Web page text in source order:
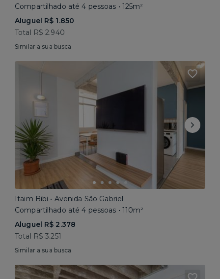
Compartilhado até 4 pessoas • 125m²
Aluguel R$ 1.850
Total R$ 2.940
Similar a sua busca
Itaim Bibi • Avenida São Gabriel
Compartilhado até 4 pessoas • 110m²
Aluguel R$ 2.378
Total R$ 3.251
Similar a sua busca